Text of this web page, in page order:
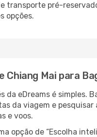
transporte pré-
opções.
Chiang Mai para
da eDreams é simples.
da viagem e
e voos.
opção de “Escolha